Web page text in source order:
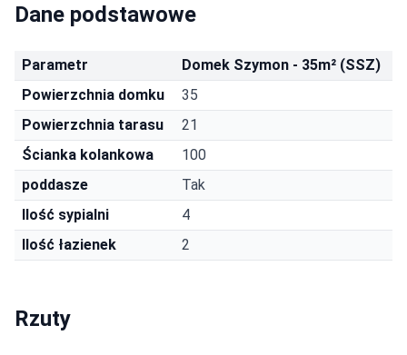
Dane podstawowe
Parametr
Domek Szymon - 35m² (SSZ)
Powierzchnia domku
35
Powierzchnia tarasu
21
Ścianka kolankowa
100
poddasze
Tak
Ilość sypialni
4
Ilość łazienek
2
Rzuty